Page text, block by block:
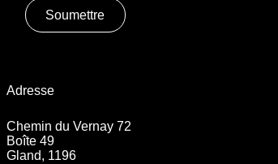
Soumettre
Adresse
Chemin du Vernay 72
Boîte 49
Gland, 1196